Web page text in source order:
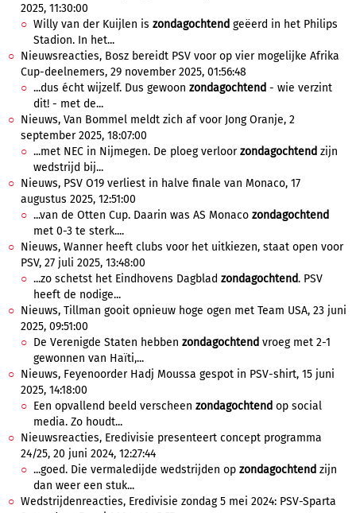
2025, 11:30:00
Willy van der Kuijlen is zondagochtend geëerd in het Philips
Stadion. In het...
Nieuwsreacties, Bosz bereidt PSV voor op vier mogelijke Afrika
Cup-deelnemers, 29 november 2025, 01:56:48
...dus écht wijzelf. Dus gewoon zondagochtend - wie verzint
dit! - met de...
Nieuws, Van Bommel meldt zich af voor Jong Oranje, 2
september 2025, 18:07:00
...met NEC in Nijmegen. De ploeg verloorzondagochtend zijn
wedstrijd bij...
Nieuws, PSV O19 verliest in halve finale van Monaco, 17
augustus 2025, 12:51:00
...van de Otten Cup. Daarin was AS Monaco zondagochtend
met 0-3 te sterk....
Nieuws, Wanner heeft clubs voor het uitkiezen, staat open voor
PSV, 27 juli 2025, 13:48:00
...zo schetst het Eindhovens Dagblad zondagochtend. PSV
heeft de nodige...
Nieuws, Tillman gooit opnieuw hoge ogen met Team USA, 23 juni
2025, 09:51:00
De Verenigde Staten hebben zondagochtend vroeg met 2-1
gewonnen van Haïti,...
Nieuws, Feyenoorder Hadj Moussa gespot in PSV-shirt, 15 juni
2025, 14:18:00
Een opvallend beeld verscheen zondagochtend op social
media. Zo houdt...
Nieuwsreacties, Eredivisie presenteert concept programma
24/25, 20 juni 2024, 12:27:44
...goed. Die vermaledijde wedstrijden op zondagochtend zijn
dan weer een stuk...
Wedstrijdenreacties, Eredivisie zondag 5 mei 2024: PSV-Sparta